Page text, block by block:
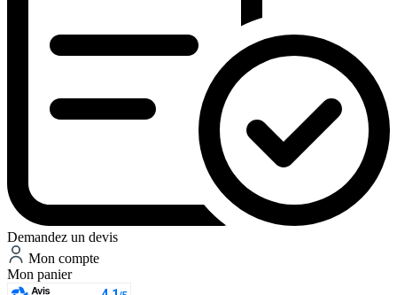
Demandez un devis
Mon compte
Mon panier